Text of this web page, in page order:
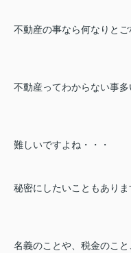
不動産の事なら何なりと
不動産ってわからない事多
難しいですよね・・・
秘密にしたいこともありま
名義のことや、税金のこ